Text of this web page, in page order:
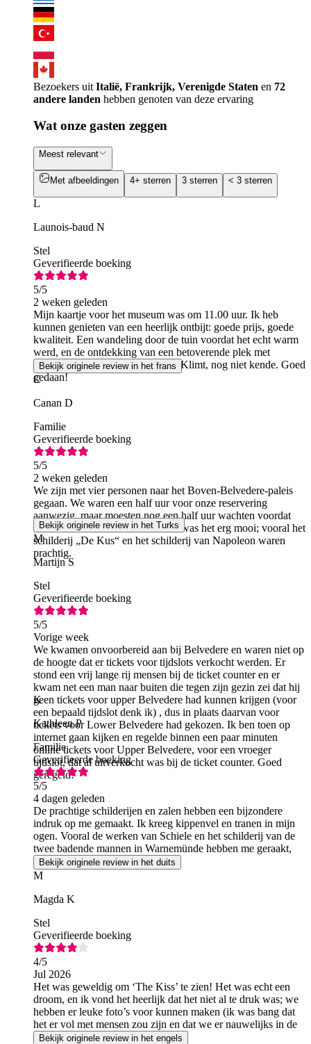
Bezoekers uit Italië, Frankrijk, Verenigde Staten en 72
andere landen hebben genoten van deze ervaring
Wat onze gasten zeggen
Meest relevant
Met afbeeldingen 4+ sterren 3 sterren < 3 sterren
L
Launois-baud N
Stel
Geverifieerde boeking
5/5
2 weken geleden
Mijn kaartje voor het museum was om 11.00 uur. Ik heb
kunnen genieten van een heerlijk ontbijt: goede prijs, goede
kwaliteit. Een wandeling door de tuin voordat het echt warm
werd, en de ontdekking van een betoverende plek met
kunstwerken die ik, afgezien van Klimt, nog niet kende. Goed
gedaan!
Bekijk originele review in het frans
C
Canan D
Familie
Geverifieerde boeking
5/5
2 weken geleden
We zijn met vier personen naar het Boven-Belvedere-paleis
gegaan. We waren een half uur voor onze reservering
aanwezig, maar moesten nog een half uur wachten voordat
we naar binnen mochten. Binnen was het erg mooi; vooral het
schilderij „De Kus“ en het schilderij van Napoleon waren
prachtig.
Bekijk originele review in het Turks
M
Martijn S
Stel
Geverifieerde boeking
5/5
Vorige week
We kwamen onvoorbereid aan bij Belvedere en waren niet op
de hoogte dat er tickets voor tijdslots verkocht werden. Er
stond een vrij lange rij mensen bij de ticket counter en er
kwam net een man naar buiten die tegen zijn gezin zei dat hij
geen tickets voor upper Belvedere had kunnen krijgen (voor
een bepaald tijdslot denk ik) , dus in plaats daarvan voor
tickets voor Lower Belvedere had gekozen. Ik ben toen op
internet gaan kijken en regelde binnen een paar minuten
online tickets voor Upper Belvedere, voor een vroeger
tijdslot, dat al uitverkocht was bij de ticket counter. Goed
geregeld!
K
Kathleen P
Familie
Geverifieerde boeking
5/5
4 dagen geleden
De prachtige schilderijen en zalen hebben een bijzondere
indruk op me gemaakt. Ik kreeg kippenvel en tranen in mijn
ogen. Vooral de werken van Schiele en het schilderij van de
twee badende mannen in Warnemünde hebben me geraakt,
aangezien ik uit Rostock kom :))
Bekijk originele review in het duits
M
Magda K
Stel
Geverifieerde boeking
4/5
Jul 2026
Het was geweldig om ‘The Kiss’ te zien! Het was echt een
droom, en ik vond het heerlijk dat het niet al te druk was; we
hebben er leuke foto’s voor kunnen maken (ik was bang dat
het er vol met mensen zou zijn en dat we er nauwelijks in de
buurt zouden kunnen komen).
Bekijk originele review in het engels